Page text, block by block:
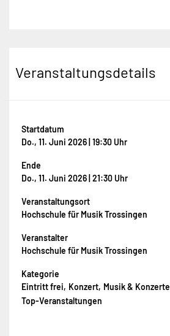
Veranstaltungsdetails
Startdatum
Do., 11. Juni 2026 | 19:30 Uhr
Ende
Do., 11. Juni 2026 | 21:30 Uhr
Veranstaltungsort
Hochschule für Musik Trossingen
Veranstalter
Hochschule für Musik Trossingen
Kategorie
Eintritt frei Konzert Musik & Konzerte
Top-Veranstaltungen